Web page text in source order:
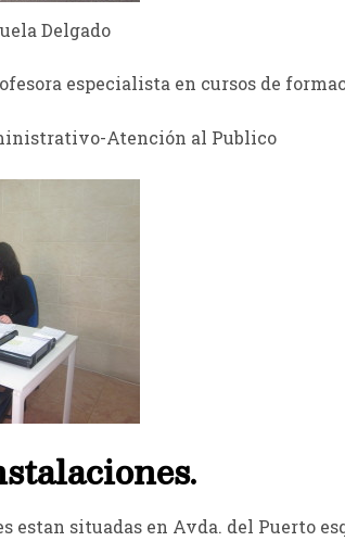
Delgado
especialista en cursos de
Atención al Publico
estan situadas en Avda. del Puerto